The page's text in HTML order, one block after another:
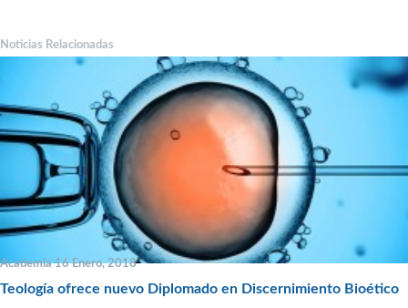
Noticias Relacionadas
Academia 16 Enero, 2018
Teología ofrece nuevo Diplomado en Discernimiento Bioético